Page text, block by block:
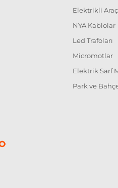
Elektrikli
NYA Kablolar
Led Trafoları
Micromotlar
Elektrik Sarf
Park ve